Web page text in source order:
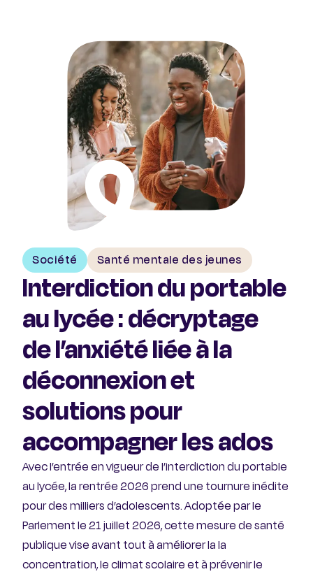
Société Santé mentale des jeunes
Interdiction du portable
au lycée : décryptage
de l’anxiété liée à la
déconnexion et
solutions pour
accompagner les ados
Avec l’entrée en vigueur de l’interdiction du portable
au lycée, la rentrée 2026 prend une tournure inédite
pour des milliers d’adolescents. Adoptée par le
Parlement le 21 juillet 2026, cette mesure de santé
publique vise avant tout à améliorer la la
concentration, le climat scolaire et à prévenir le